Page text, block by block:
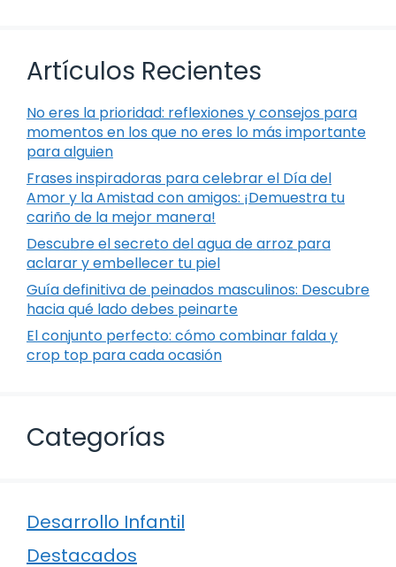
Artículos Recientes
No eres la prioridad: reflexiones y consejos para
momentos en los que no eres lo más importante
para alguien
Frases inspiradoras para celebrar el Día del
Amor y la Amistad con amigos: ¡Demuestra tu
cariño de la mejor manera!
Descubre el secreto del agua de arroz para
aclarar y embellecer tu piel
Guía definitiva de peinados masculinos: Descubre
hacia qué lado debes peinarte
El conjunto perfecto: cómo combinar falda y
crop top para cada ocasión
Categorías
Desarrollo Infantil
Destacados